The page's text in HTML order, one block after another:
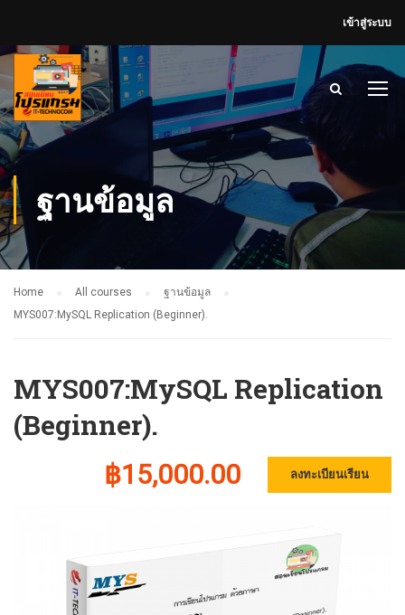
เข้าสู่ระบบ
ฐานข้อมูล
Home All courses
ฐานข้อมูล
MYS007:MySQL Replication (Beginner).
MYS007:MySQL Replication
(Beginner).
฿15,000.00 ลงทะเบียนเรียน